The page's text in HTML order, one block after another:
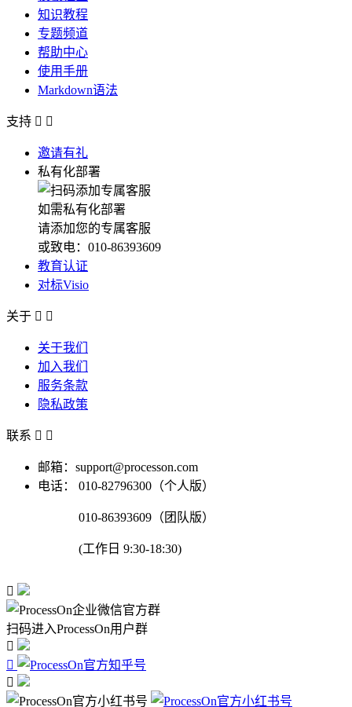
知识教程
专题频道
帮助中心
使用手册
Markdown语法
支持  
邀请有礼
私有化部署
如需私有化部署
请添加您的专属客服
或致电：010-86393609
教育认证
对标Visio
关于  
关于我们
加入我们
服务条款
隐私政策
联系  
邮箱：support@processon.com
电话：
010-82796300（个人版）
010-86393609（团队版）
(工作日 9:30-18:30)

扫码进入ProcessOn用户群


